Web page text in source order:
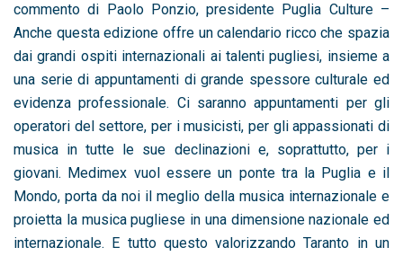
commento di Paolo Ponzio, presidente Puglia Culture –
Anche questa edizione offre un calendario ricco che spazia
dai grandi ospiti internazionali ai talenti pugliesi, insieme a
una serie di appuntamenti di grande spessore culturale ed
evidenza professionale. Ci saranno appuntamenti per gli
operatori del settore, per i musicisti, per gli appassionati di
musica in tutte le sue declinazioni e, soprattutto, per i
giovani. Medimex vuol essere un ponte tra la Puglia e il
Mondo, porta da noi il meglio della musica internazionale e
proietta la musica pugliese in una dimensione nazionale ed
internazionale. E tutto questo valorizzando Taranto in un